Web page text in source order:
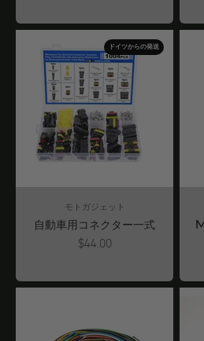
ドイツからの発送
モトガジェット
自動車用コネクター一式
Angebot
$44.00